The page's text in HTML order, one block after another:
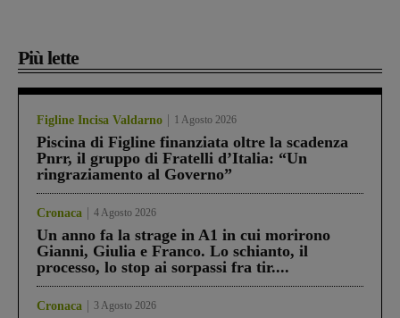
Più lette
Figline Incisa Valdarno 1 Agosto 2026
Piscina di Figline finanziata oltre la scadenza
Pnrr, il gruppo di Fratelli d’Italia: “Un
ringraziamento al Governo”
Cronaca 4 Agosto 2026
Un anno fa la strage in A1 in cui morirono
Gianni, Giulia e Franco. Lo schianto, il
processo, lo stop ai sorpassi fra tir....
Cronaca 3 Agosto 2026